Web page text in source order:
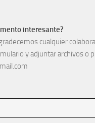
interesante?
cualquier
y adjuntar archivos o